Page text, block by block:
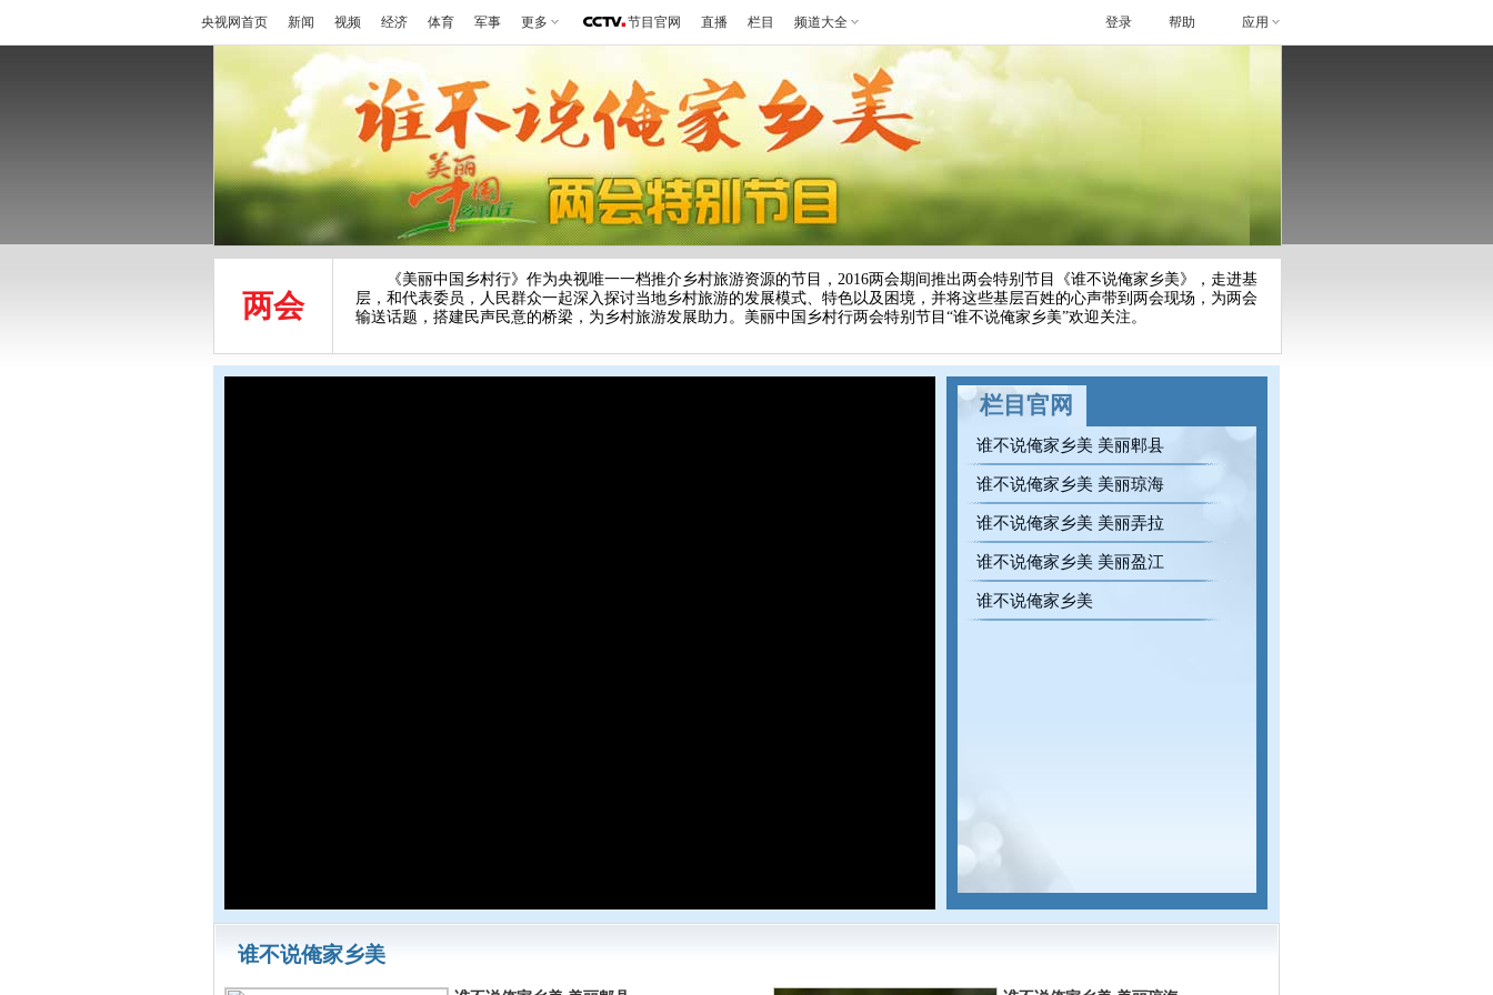
央视网首页 新闻 视频 经济 体育 军事 更多 节目官网 直播 栏目 频道大全 帮助 应用
登录
两会
《美丽中国乡村行》作为央视唯一一档推介乡村旅游资源的节目，2016两会期间推出两会特别节目《谁不说俺家乡美》，走进基
层，和代表委员，人民群众一起深入探讨当地乡村旅游的发展模式、特色以及困境，并将这些基层百姓的心声带到两会现场，为两会
输送话题，搭建民声民意的桥梁，为乡村旅游发展助力。美丽中国乡村行两会特别节目“谁不说俺家乡美”欢迎关注。
栏目官网
谁不说俺家乡美 美丽郫县
谁不说俺家乡美 美丽琼海
谁不说俺家乡美 美丽弄拉
谁不说俺家乡美 美丽盈江
谁不说俺家乡美
谁不说俺家乡美